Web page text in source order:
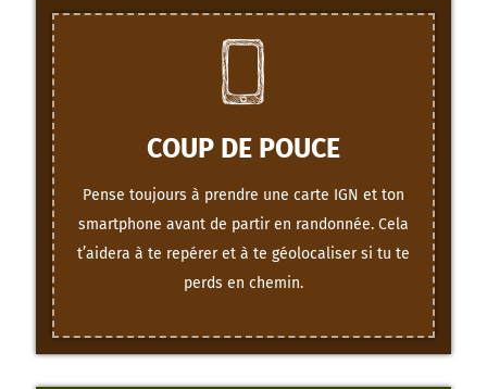
COUP DE POUCE
Pense toujours à prendre une carte IGN et ton
smartphone avant de partir en randonnée. Cela
t’aidera à te repérer et à te géolocaliser si tu te
perds en chemin.